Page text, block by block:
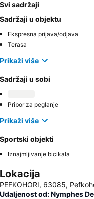
Svi sadržaji
Sadržaji u objektu
Ekspresna prijava/odjava
Terasa
Prikaži više
Sadržaji u sobi
Pribor za peglanje
Prikaži više
Sportski objekti
Iznajmljivanje bicikala
Lokacija
PEFKOHORI, 63085,
Udaljenost od: Nymphes